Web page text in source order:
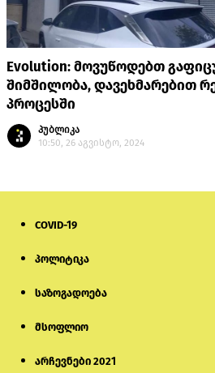
Evolution: მოვუწოდებთ
შიმშილობა, დავეხმარებით
პროცესში
პუბლიკა
10:50, 26 აგვისტო, 2024
COVID-19
პოლიტიკა
საზოგადოება
მსოფლიო
არჩევნები 2021